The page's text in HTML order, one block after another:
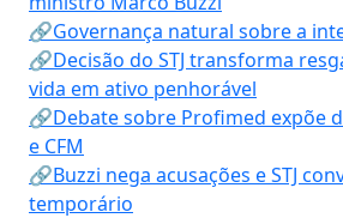
🔗Governança natural sobre a
🔗Decisão do STJ transforma
vida em ativo penhorável
🔗Debate sobre Profimed expõe
e CFM
🔗Buzzi nega acusações e STJ
temporário